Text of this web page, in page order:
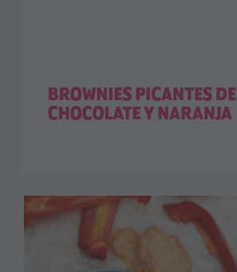
BROWNIES PICANTES DE
CHOCOLATE Y NARANJA